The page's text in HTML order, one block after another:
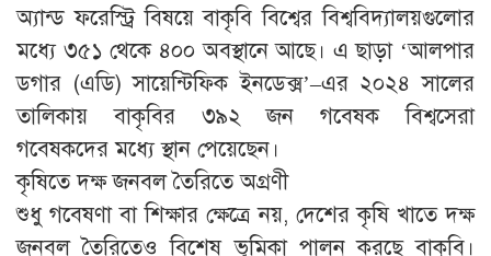
অ্যান্ড ফরেস্ট্রি বিষয়ে বাকৃবি বিশ্বের বিশ্ববিদ্যালয়গুলোর
মধ্যে ৩৫১ থেকে ৪০০ অবস্থানে আছে। এ ছাড়া ‘আলপার
ডগার (এডি) সায়েন্টিফিক ইনডেক্স’–এর ২০২৪ সালের
তালিকায় বাকৃবির ৩৯২ জন গবেষক বিশ্বসেরা
গবেষকদের মধ্যে স্থান পেয়েছেন।
কৃষিতে দক্ষ জনবল তৈরিতে অগ্রণী
শুধু গবেষণা বা শিক্ষার ক্ষেত্রে নয়, দেশের কৃষি খাতে দক্ষ
জনবল তৈরিতেও বিশেষ ভূমিকা পালন করছে বাকৃবি।